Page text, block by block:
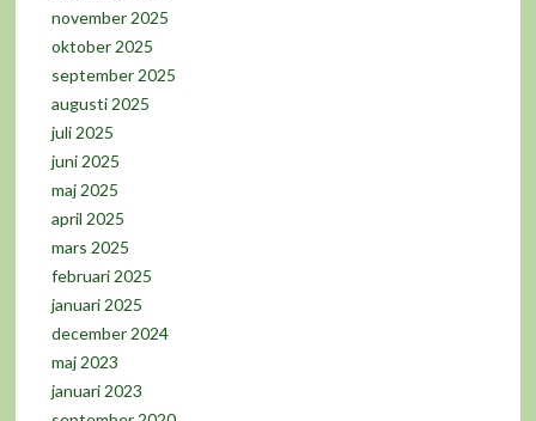
november 2025
oktober 2025
september 2025
augusti 2025
juli 2025
juni 2025
maj 2025
april 2025
mars 2025
februari 2025
januari 2025
december 2024
maj 2023
januari 2023